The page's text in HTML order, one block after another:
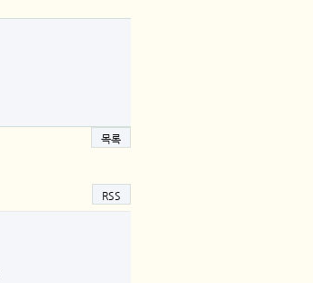
목록
RSS